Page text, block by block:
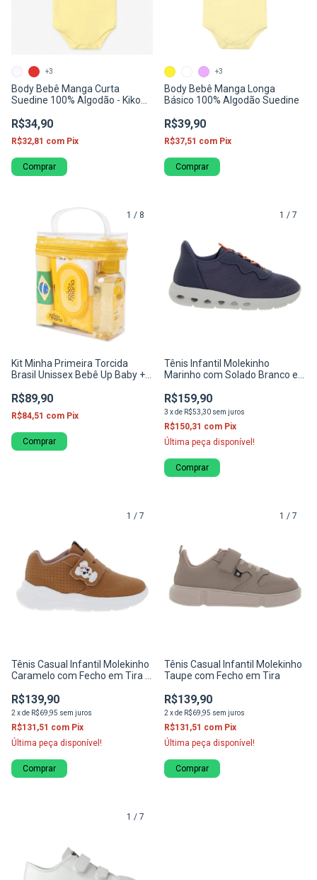
Body Bebê Manga Curta
Suedine 100% Algodão - Kiko
R$34,90
R$32,81 com Pix
+3
Comprar
Body Bebê Manga Longa
Básico 100% Algodão Suedine
R$39,90
R$37,51 com Pix
+3
Comprar
1 / 8
Kit Minha Primeira Torcida
Brasil Unissex Bebê Up Baby +
R$89,90
R$84,51 com Pix
Comprar
1 / 7
Tênis Infantil Molekinho
Marinho com Solado Branco e
R$159,90
3 xde R$53,30 sem juros
R$150,31 com Pix
Última peça disponível!
Comprar
1 / 7
Tênis Casual Infantil Molekinho
Caramelo com Fecho em Tira e
R$139,90
2 xde R$69,95 sem juros
R$131,51 com Pix
Última peça disponível!
Comprar
1 / 7
Tênis Casual Infantil Molekinho
Taupe com Fecho em Tira
R$139,90
2 xde R$69,95 sem juros
R$131,51 com Pix
Última peça disponível!
Comprar
1 / 7